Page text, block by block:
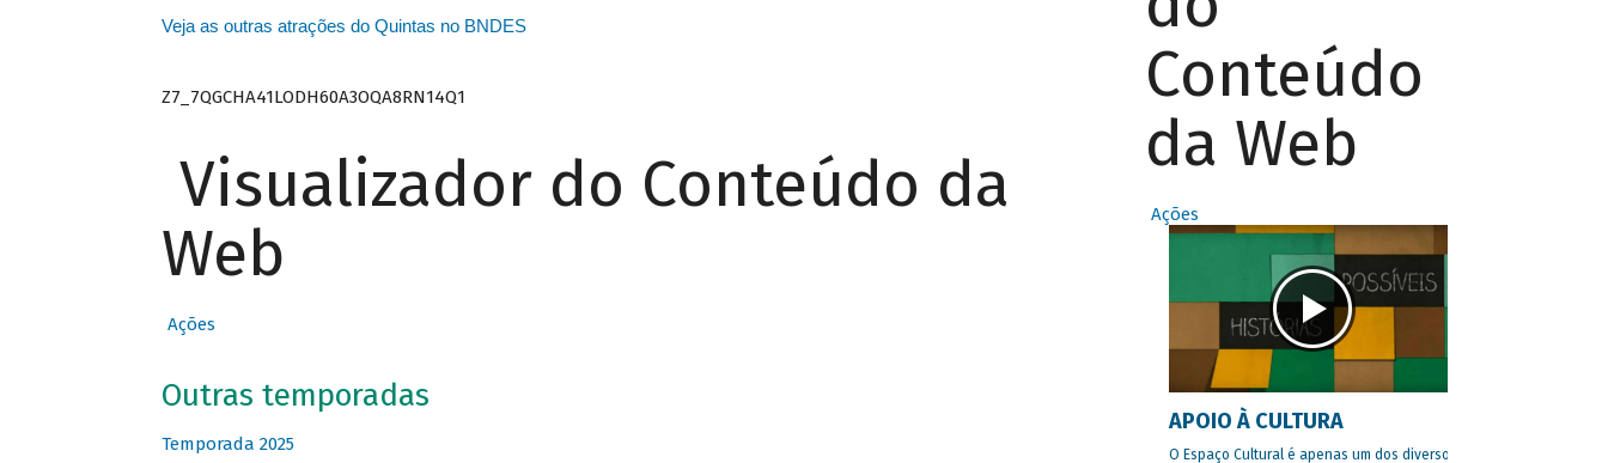
Veja as outras atrações do Quintas no BNDES
Z7_7QGCHA41LODH60A3OQA8RN14Q1
Visualizador do Conteúdo da
Web
Ações
Outras temporadas
Temporada 2025
Conteúdo
da Web
Ações
APOIO À CULTURA
O Espaço Cultural é apenas um dos diversos